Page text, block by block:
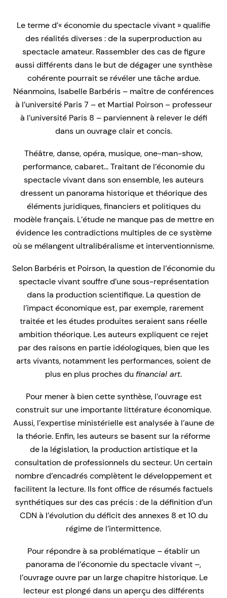
Le terme d’« économie du spectacle vivant » qualifie
des réalités diverses : de la superproduction au
spectacle amateur. Rassembler des cas de figure
aussi différents dans le but de dégager une synthèse
cohérente pourrait se révéler une tâche ardue.
Néanmoins, Isabelle Barbéris – maître de conférences
à l’université Paris 7 – et Martial Poirson – professeur
à l’université Paris 8 – parviennent à relever le défi
dans un ouvrage clair et concis.
Théâtre, danse, opéra, musique, one-man-show,
performance, cabaret… Traitant de l’économie du
spectacle vivant dans son ensemble, les auteurs
dressent un panorama historique et théorique des
éléments juridiques, financiers et politiques du
modèle français. L’étude ne manque pas de mettre en
évidence les contradictions multiples de ce système
où se mélangent ultralibéralisme et interventionnisme.
Selon Barbéris et Poirson, la question de l’économie du
spectacle vivant souffre d’une sous-représentation
dans la production scientifique. La question de
l’impact économique est, par exemple, rarement
traitée et les études produites seraient sans réelle
ambition théorique. Les auteurs expliquent ce rejet
par des raisons en partie idéologiques, bien que les
arts vivants, notamment les performances, soient de
plus en plus proches du financial art.
Pour mener à bien cette synthèse, l’ouvrage est
construit sur une importante littérature économique.
Aussi, l’expertise ministérielle est analysée à l’aune de
la théorie. Enfin, les auteurs se basent sur la réforme
de la législation, la production artistique et la
consultation de professionnels du secteur. Un certain
nombre d’encadrés complètent le développement et
facilitent la lecture. Ils font office de résumés factuels
synthétiques sur des cas précis : de la définition d’un
CDN à l’évolution du déficit des annexes 8 et 10 du
régime de l’intermittence.
Pour répondre à sa problématique – établir un
panorama de l’économie du spectacle vivant –,
l’ouvrage ouvre par un large chapitre historique. Le
lecteur est plongé dans un aperçu des différents